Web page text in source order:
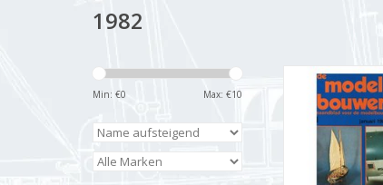
1982
Min: €0 Max: €10
De
Jahrgang "De
Ausgabe :
ZUM